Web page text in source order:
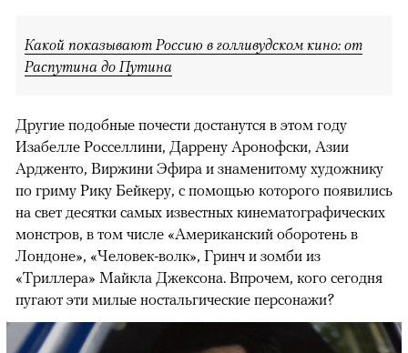
Какой показывают Россию в голливудском кино: от
Распутина до Путина
Другие подобные почести достанутся в этом году
Изабелле Росселлини, Даррену Аронофски, Азии
Ардженто, Виржини Эфира и знаменитому художнику
по гриму Рику Бейкеру, с помощью которого появились
на свет десятки самых известных кинематографических
монстров, в том числе «Американский оборотень в
Лондоне», «Человек-волк», Гринч и зомби из
«Триллера» Майкла Джексона. Впрочем, кого сегодня
пугают эти милые ностальгические персонажи?